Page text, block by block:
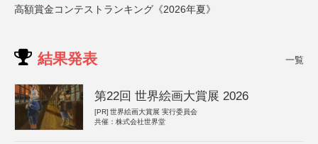
高額賞金コンテストランキング《2026年夏》
結果発表 一覧
第22回 世界絵画大賞展 2026
[PR] 世界絵画大賞展 実行委員会
共催：株式会社世界堂